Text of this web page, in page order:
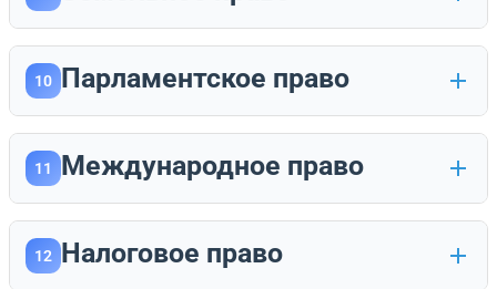
10 Парламентское право
11 Международное право
12 Налоговое право